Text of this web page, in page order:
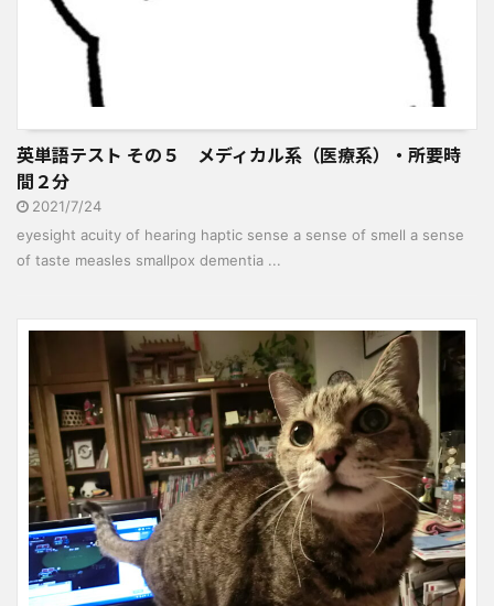
英単語テスト その５ メディカル系（医療系）・所要時
間２分
2021/7/24
eyesight acuity of hearing haptic sense a sense of smell a sense
of taste measles smallpox dementia ...